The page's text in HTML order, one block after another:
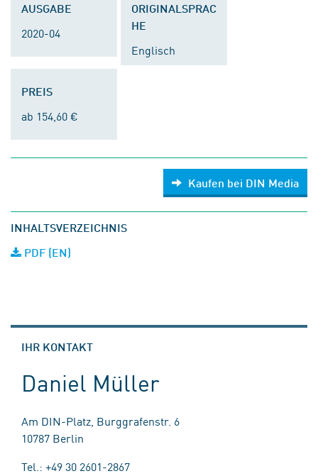
AUSGABE
2020-04
ORIGINALSPRAC
HE
Englisch
PREIS
ab 154,60 €
Kaufen bei DIN Media
INHALTSVERZEICHNIS
PDF (EN)
IHR KONTAKT
Daniel Müller
Am DIN-Platz, Burggrafenstr. 6
10787 Berlin
Tel.: +49 30 2601-2867